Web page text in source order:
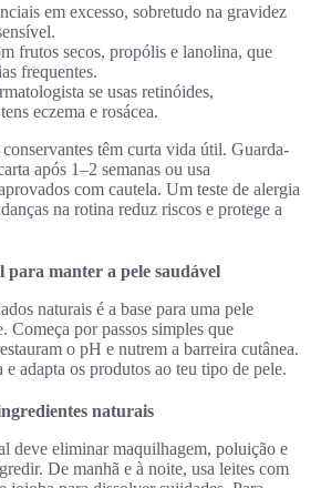
em excesso, sobretudo na gravidez
frutos secos, propólis e lanolina, que
frequentes.
se usas retinóides,
eczema e rosácea.
têm curta vida útil. Guarda-
após 1–2 semanas ou usa
com cautela. Um teste de alergia
na rotina reduz riscos e protege a
manter a pele saudável
naturais é a base para uma pele
Começa por passos simples que
o pH e nutrem a barreira cutânea.
adapta os produtos ao teu tipo de pele.
naturais
deve eliminar maquilhagem, poluição e
De manhã e à noite, usa leites com